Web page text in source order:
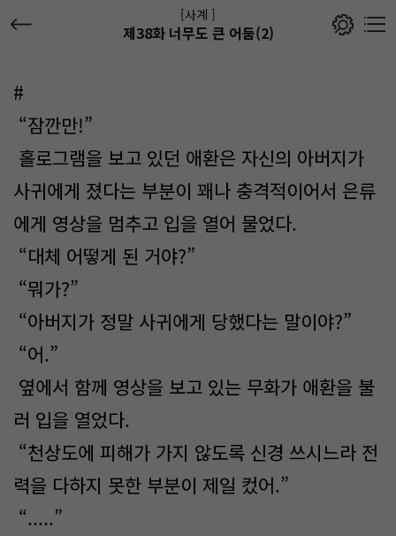
[사계 ]
제38화 너무도 큰 어둠(2)
#
“잠깐만!”
홀로그램을 보고 있던 애환은 자신의 아버지가
사귀에게 졌다는 부분이 꽤나 충격적이어서 은류
에게 영상을 멈추고 입을 열어 물었다.
“대체 어떻게 된 거야?”
“뭐가?”
“아버지가 정말 사귀에게 당했다는 말이야?”
“어.”
옆에서 함께 영상을 보고 있는 무화가 애환을 불
러 입을 열었다.
“천상도에 피해가 가지 않도록 신경 쓰시느라 전
력을 다하지 못한 부분이 제일 컸어.”
“.....”